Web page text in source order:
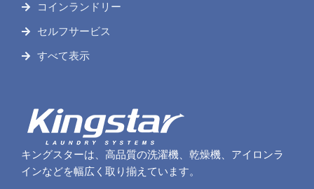
コインランドリー
セルフサービス
すべて表示
キングスターは、高品質の洗濯機、乾燥機、アイロンラ
インなどを幅広く取り揃えています。